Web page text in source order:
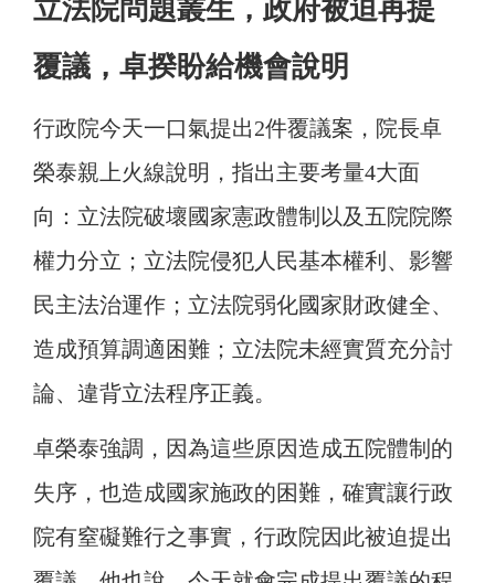
立法院問題叢生，政府被迫再提
覆議，卓揆盼給機會說明
行政院今天一口氣提出2件覆議案，院長卓
榮泰親上火線說明，指出主要考量4大面
向：立法院破壞國家憲政體制以及五院院際
權力分立；立法院侵犯人民基本權利、影響
民主法治運作；立法院弱化國家財政健全、
造成預算調適困難；立法院未經實質充分討
論、違背立法程序正義。
卓榮泰強調，因為這些原因造成五院體制的
失序，也造成國家施政的困難，確實讓行政
院有窒礙難行之事實，行政院因此被迫提出